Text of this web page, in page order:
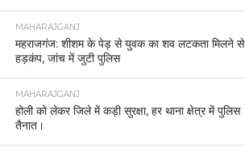
MAHARAJGANJ
महराजगंज: शीशम के पेड़ से युवक का शव लटकता मिलने से
हड़कंप, जांच में जुटी पुलिस
MAHARAJGANJ
होली को लेकर जिले में कड़ी सुरक्षा, हर थाना क्षेत्र में पुलिस
तैनात।